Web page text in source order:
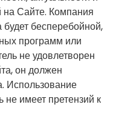
Сайте. Компания
будет бесперебойной,
программ или
не удовлетворен
он должен
Использование
не имеет претензий к